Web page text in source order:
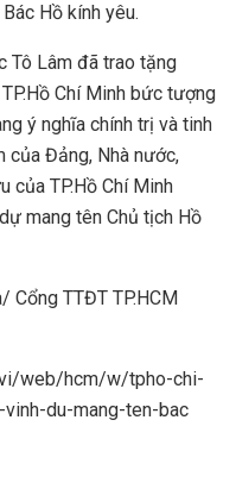
Hồ kính yêu.
Tô Lâm đã trao tặng
Chí Minh bức tượng
ý nghĩa chính trị và tinh
của Đảng, Nhà nước,
của TP.Hồ Chí Minh
mang tên Chủ tịch Hồ
Cổng TTĐT TP.HCM
web/hcm/w/tpho-chi-
du-mang-ten-bac